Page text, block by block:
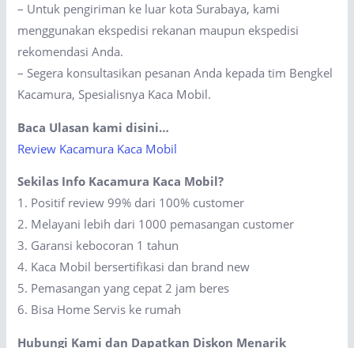
– Untuk pengiriman ke luar kota Surabaya, kami
menggunakan ekspedisi rekanan maupun ekspedisi
rekomendasi Anda.
– Segera konsultasikan pesanan Anda kepada tim Bengkel
Kacamura, Spesialisnya Kaca Mobil.
Baca Ulasan kami disini…
Review Kacamura Kaca Mobil
Sekilas Info Kacamura Kaca Mobil?
1. Positif review 99% dari 100% customer
2. Melayani lebih dari 1000 pemasangan customer
3. Garansi kebocoran 1 tahun
4. Kaca Mobil bersertifikasi dan brand new
5. Pemasangan yang cepat 2 jam beres
6. Bisa Home Servis ke rumah
Hubungi Kami dan Dapatkan Diskon Menarik